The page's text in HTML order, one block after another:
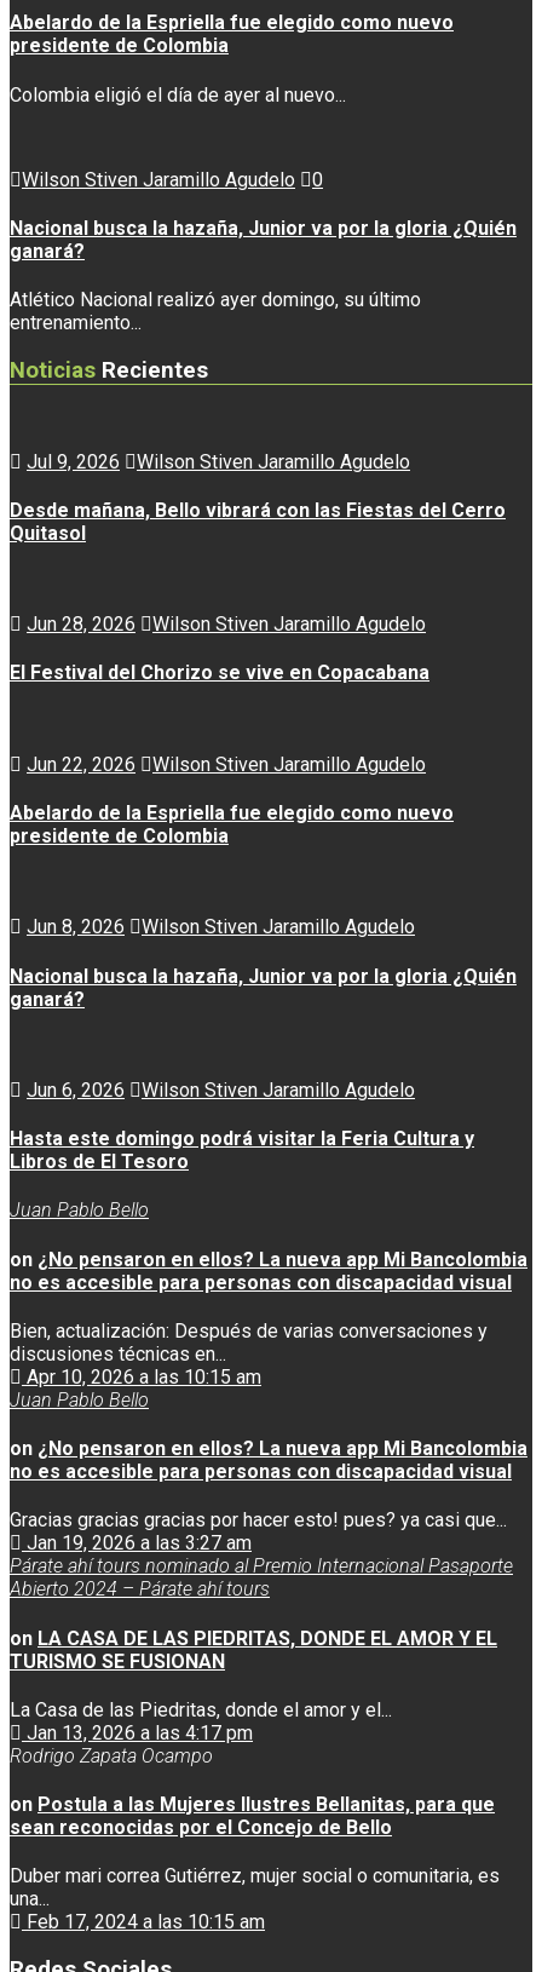
Abelardo de la Espriella fue elegido como nuevo
presidente de Colombia
Colombia eligió el día de ayer al nuevo...
Wilson Stiven Jaramillo Agudelo 0
Nacional busca la hazaña, Junior va por la gloria ¿Quién
ganará?
Atlético Nacional realizó ayer domingo, su último
entrenamiento...
Noticias Recientes
Jul 9, 2026 Wilson Stiven Jaramillo Agudelo
Desde mañana, Bello vibrará con las Fiestas del Cerro
Quitasol
Jun 28, 2026 Wilson Stiven Jaramillo Agudelo
El Festival del Chorizo se vive en Copacabana
Jun 22, 2026 Wilson Stiven Jaramillo Agudelo
Abelardo de la Espriella fue elegido como nuevo
presidente de Colombia
Jun 8, 2026 Wilson Stiven Jaramillo Agudelo
Nacional busca la hazaña, Junior va por la gloria ¿Quién
ganará?
Jun 6, 2026 Wilson Stiven Jaramillo Agudelo
Hasta este domingo podrá visitar la Feria Cultura y
Libros de El Tesoro
Juan Pablo Bello
on ¿No pensaron en ellos? La nueva app Mi Bancolombia
no es accesible para personas con discapacidad visual
Bien, actualización: Después de varias conversaciones y
discusiones técnicas en...
Apr 10, 2026 a las 10:15 am
Juan Pablo Bello
on ¿No pensaron en ellos? La nueva app Mi Bancolombia
no es accesible para personas con discapacidad visual
Gracias gracias gracias por hacer esto! pues? ya casi que...
Jan 19, 2026 a las 3:27 am
Párate ahí tours nominado al Premio Internacional Pasaporte
Abierto 2024 – Párate ahí tours
on LA CASA DE LAS PIEDRITAS, DONDE EL AMOR Y EL
TURISMO SE FUSIONAN
La Casa de las Piedritas, donde el amor y el...
Jan 13, 2026 a las 4:17 pm
Rodrigo Zapata Ocampo
on Postula a las Mujeres Ilustres Bellanitas, para que
sean reconocidas por el Concejo de Bello
Duber mari correa Gutiérrez, mujer social o comunitaria, es
una...
Feb 17, 2024 a las 10:15 am